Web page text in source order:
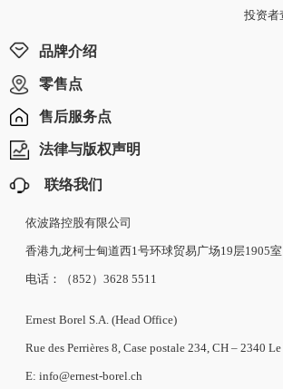
投资者
品牌介绍
零售点
售后服务点
法律与版权声明
联络我们
依波路控股有限公司
香港九龙柯士甸道西1号环球贸易广场19层1905室
电话：（852）3628 5511
Ernest Borel S.A. (Head Office)
Rue des Perrières 8, Case postale 234, CH – 2340
E: info@ernest-borel.ch